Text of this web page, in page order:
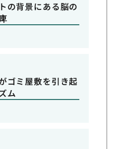
の背景にある脳の
ゴミ屋敷を引き起
ム